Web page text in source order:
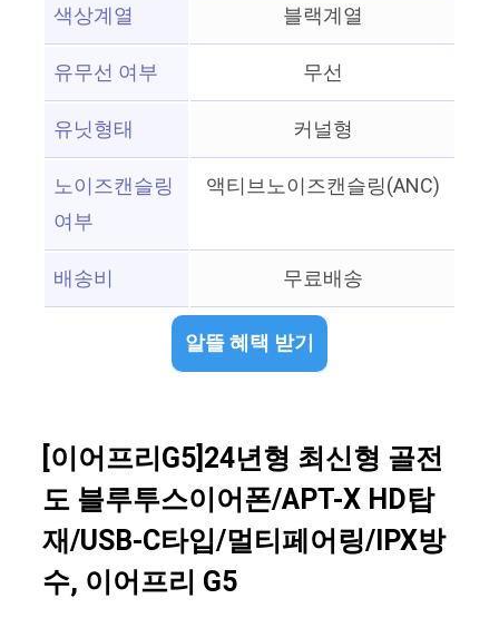
색상계열
블랙계열
유무선 여부
무선
유닛형태
커널형
노이즈캔슬링
여부
액티브노이즈캔슬링(ANC)
배송비 무료배송
알뜰 혜택 받기
[이어프리G5]24년형 최신형 골전
도 블루투스이어폰/APT-X HD탑
재/USB-C타입/멀티페어링/IPX방
수, 이어프리 G5